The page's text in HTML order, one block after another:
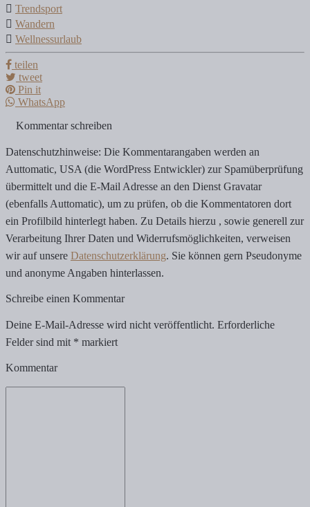
Trendsport
Wandern
Wellnessurlaub
teilen
tweet
Pin it
WhatsApp
Kommentar schreiben
Datenschutzhinweise: Die Kommentarangaben werden an
Auttomatic, USA (die WordPress Entwickler) zur Spamüberprüfung
übermittelt und die E-Mail Adresse an den Dienst Gravatar
(ebenfalls Auttomatic), um zu prüfen, ob die Kommentatoren dort
ein Profilbild hinterlegt haben. Zu Details hierzu , sowie generell zur
Verarbeitung Ihrer Daten und Widerrufsmöglichkeiten, verweisen
wir auf unsere Datenschutzerklärung. Sie können gern Pseudonyme
und anonyme Angaben hinterlassen.
Schreibe einen Kommentar
Deine E-Mail-Adresse wird nicht veröffentlicht. Erforderliche
Felder sind mit * markiert
Kommentar